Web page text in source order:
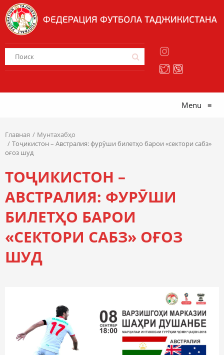
Menu ≡
Главная
Мунтахабҳо
Тоҷикистон – Австралия: фурӯши билетҳо барои «сектори сабз»
оғоз шуд
ТОҶИКИСТОН –
АВСТРАЛИЯ: ФУРӮШИ
БИЛЕТҲО БАРОИ
«СЕКТОРИ САБЗ» ОҒОЗ
ШУД